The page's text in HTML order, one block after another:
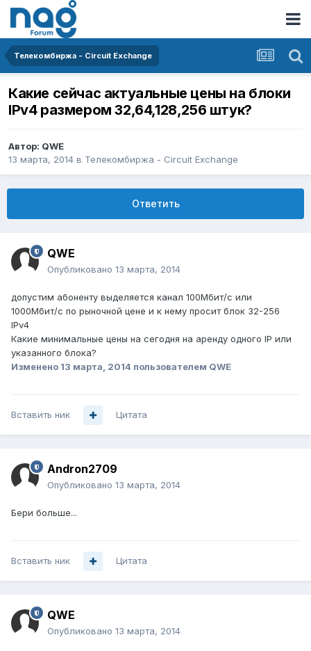
Телекомбиржа - Circuit Exchange
Какие сейчас актуальные цены на блоки
IPv4 размером 32,64,128,256 штук?
Автор: QWE
13 марта, 2014 в Телекомбиржа - Circuit Exchange
Ответить
QWE
Опубликовано 13 марта, 2014
допустим абоненту выделяется канал 100Мбит/с или
1000Мбит/с по рыночной цене и к нему просит блок 32-256
IPv4
Какие минимальные цены на сегодня на аренду одного IP или
указанного блока?
Изменено 13 марта, 2014 пользователем QWE
Вставить ник Цитата
Andron2709
Опубликовано 13 марта, 2014
Бери больше...
Вставить ник Цитата
QWE
Опубликовано 13 марта, 2014